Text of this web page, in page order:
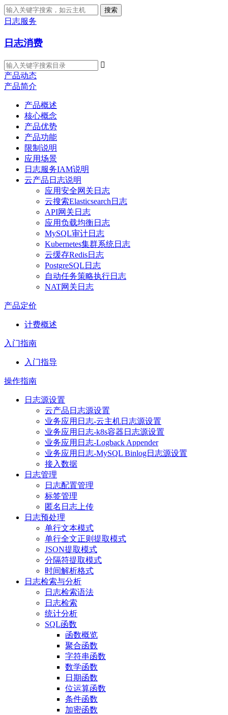
搜索
日志服务
日志消费

产品动态
产品简介
产品概述
核心概念
产品优势
产品功能
限制说明
应用场景
日志服务IAM说明
云产品日志说明
应用安全网关日志
云搜索Elasticsearch日志
API网关日志
应用负载均衡日志
MySQL审计日志
Kubernetes集群系统日志
云缓存Redis日志
PostgreSQL日志
自动任务策略执行日志
NAT网关日志
产品定价
计费概述
入门指南
入门指导
操作指南
日志源设置
云产品日志源设置
业务应用日志-云主机日志源设置
业务应用日志-k8s容器日志源设置
业务应用日志-Logback Appender
业务应用日志-MySQL Binlog日志源设置
接入数据
日志管理
日志配置管理
标签管理
匿名日志上传
日志预处理
单行文本模式
单行全文正则提取模式
JSON提取模式
分隔符提取模式
时间解析格式
日志检索与分析
日志检索语法
日志检索
统计分析
SQL函数
函数概览
聚合函数
字符串函数
数学函数
日期函数
位运算函数
条件函数
加密函数